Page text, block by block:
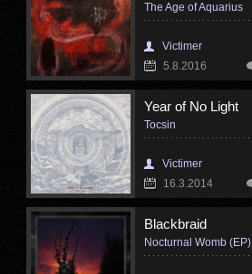
The Age of Aquarius
Victimer
5.8.2016
Year of No Light
Tocsin
Victimer
16.3.2014
Blackbraid
Nocturnal Womb (EP)